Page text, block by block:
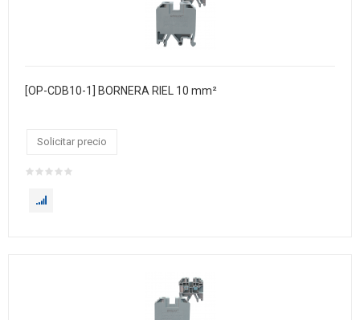
[OP-CDB10-1] BORNERA RIEL 10 mm²
Solicitar precio